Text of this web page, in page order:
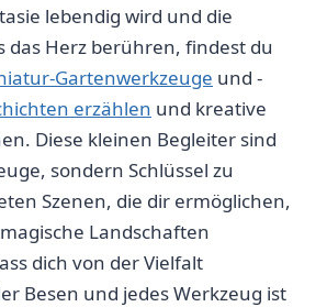
lebendig wird und die
das Herz berühren,​ findest⁢ du
Gartenwerkzeuge und -
erzählen und kreative
Diese kleinen Begleiter sind
sondern ⁤Schlüssel zu
Szenen,⁢ die dir ermöglichen,
Landschaften
dich von der Vielfalt
Besen und jedes Werkzeug ist